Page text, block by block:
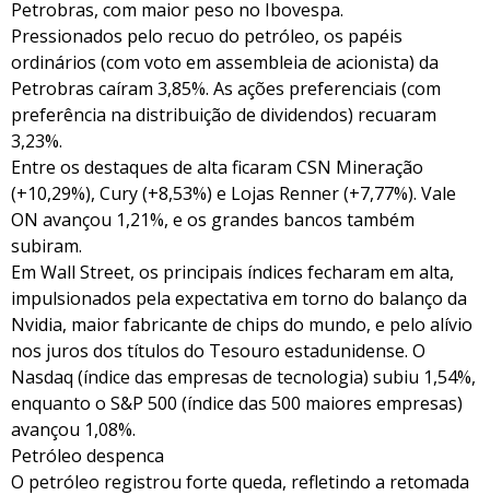
Petrobras, com maior peso no Ibovespa.
Pressionados pelo recuo do petróleo, os papéis
ordinários (com voto em assembleia de acionista) da
Petrobras caíram 3,85%. As ações preferenciais (com
preferência na distribuição de dividendos) recuaram
3,23%.
Entre os destaques de alta ficaram CSN Mineração
(+10,29%), Cury (+8,53%) e Lojas Renner (+7,77%). Vale
ON avançou 1,21%, e os grandes bancos também
subiram.
Em Wall Street, os principais índices fecharam em alta,
impulsionados pela expectativa em torno do balanço da
Nvidia, maior fabricante de chips do mundo, e pelo alívio
nos juros dos títulos do Tesouro estadunidense. O
Nasdaq (índice das empresas de tecnologia) subiu 1,54%,
enquanto o S&P 500 (índice das 500 maiores empresas)
avançou 1,08%.
Petróleo despenca
O petróleo registrou forte queda, refletindo a retomada